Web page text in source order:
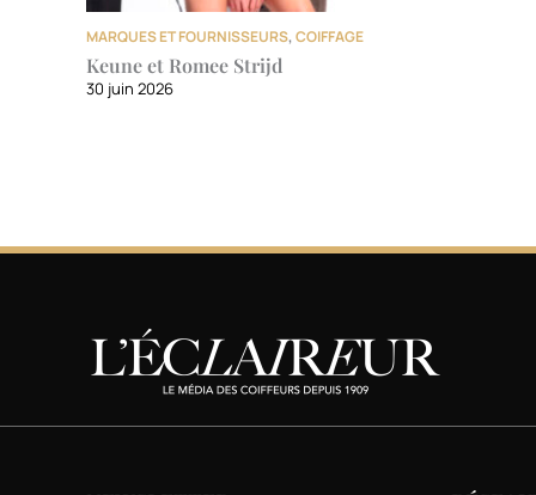
MARQUES ET FOURNISSEURS,COIFFAGE
Keune et Romee Strijd
30 juin 2026